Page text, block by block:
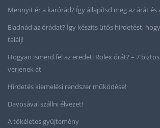
Mennyit ér a karórád? Így állapítsd meg az árát és
Eladnád az órádat? Így készíts ütős hirdetést,
találj!
Hogyan ismerd fel az eredeti Rolex órát? – 7
verjenek át
Hirdetés kiemelési rendszer működése!
Davosával szállni élvezet!
A tökéletes gyűjtemény